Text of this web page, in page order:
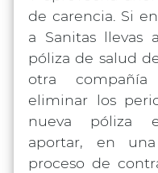
de carencia. Si
a Sanitas llevas
póliza de salud
otra
eliminar los
nueva póliza
aportar, en
proceso de